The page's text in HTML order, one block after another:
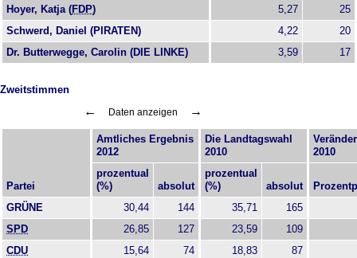
Hoyer, Katja (FDP) 5,27
25
Schwerd, Daniel (PIRATEN) 4,22
20
Dr. Butterwegge, Carolin (DIE LINKE)
3,59 17
Zweitstimmen
← Daten anzeigen →
Partei
Amtliches Ergebnis
2012
Die Landtagswahl
2010
2010
prozentual
(%)
absolut
prozentual
(%)
absolut
GRÜNE
30,44 144 35,71
165
SPD
26,85 127 23,59
109
CDU
15,64 74 18,83
87